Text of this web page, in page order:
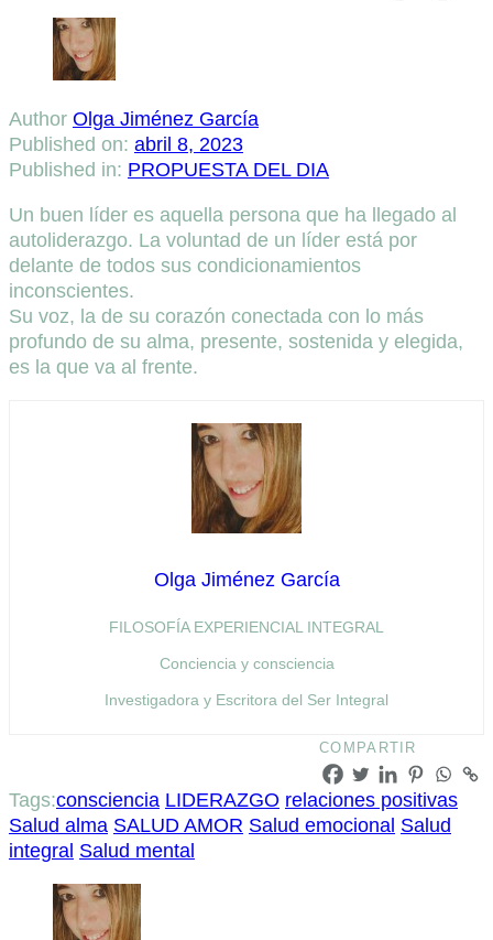
Author Olga Jiménez García
Published on: abril 8, 2023
Published in: PROPUESTA DEL DIA
Un buen líder es aquella persona que ha llegado al
autoliderazgo. La voluntad de un líder está por
delante de todos sus condicionamientos
inconscientes.
Su voz, la de su corazón conectada con lo más
profundo de su alma, presente, sostenida y elegida,
es la que va al frente.
Olga Jiménez García
FILOSOFÍA EXPERIENCIAL INTEGRAL
Conciencia y consciencia
Investigadora y Escritora del Ser Integral
COMPARTIR
Tags:consciencia LIDERAZGO relaciones positivas
Salud alma SALUD AMOR Salud emocional Salud
integral Salud mental